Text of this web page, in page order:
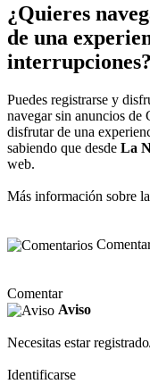
¿Quieres
de una
interrupciones?
Puedes registrarse y
navegar sin anuncios de
disfrutar de una
sabiendo que desde La
web.
Más información sobre la
Comentar
Aviso
Necesitas estar
Identificarse